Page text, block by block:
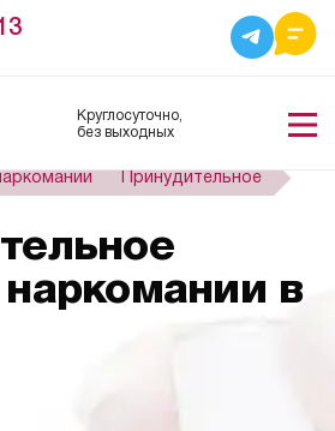
Круглосуточно,
без выходных
Принудительное
в